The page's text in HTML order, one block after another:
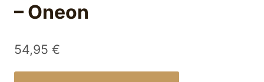
– Oneon
54,95 €